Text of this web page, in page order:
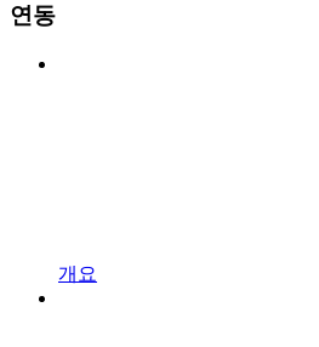
연동
개요